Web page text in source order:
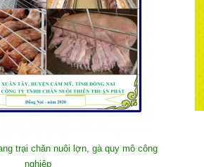
trại chăn nuôi lợn, gà quy mô công
nghiệp